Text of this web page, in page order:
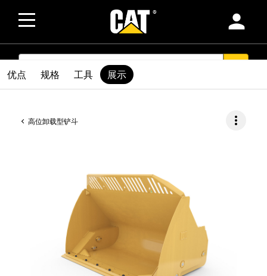
person
SEARCH
高位卸载型铲斗 more_vert
优点 规格 工具 展示